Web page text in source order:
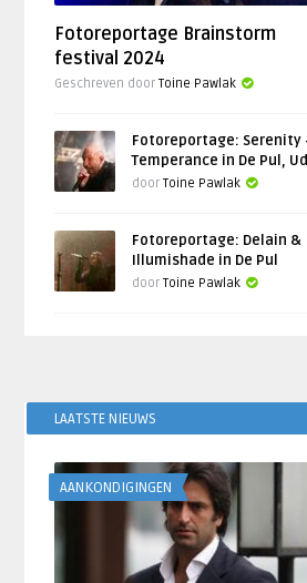
Fotoreportage Brainstorm
festival 2024
Geschreven doorToine Pawlak
Fotoreportage: Serenity
Temperance in De Pul,
doorToine Pawlak
Fotoreportage: Delain &
Illumishade in De Pul
doorToine Pawlak
LAATSTE NIEUWS
AANKONDIGINGEN